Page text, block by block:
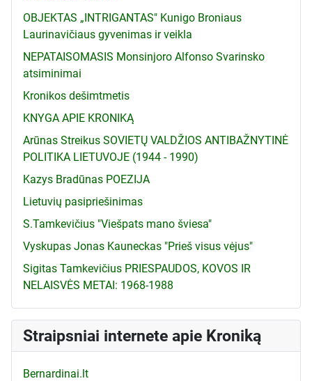
OBJEKTAS „INTRIGANTAS" Kunigo Broniaus
Laurinavičiaus gyvenimas ir veikla
NEPATAISOMASIS Monsinjoro Alfonso Svarinsko
atsiminimai
Kronikos dešimtmetis
KNYGA APIE KRONIKĄ
Arūnas Streikus SOVIETŲ VALDŽIOS ANTIBAŽNYTINĖ
POLITIKA LIETUVOJE (1944 - 1990)
Kazys Bradūnas POEZIJA
Lietuvių pasipriešinimas
S.Tamkevičius "Viešpats mano šviesa"
Vyskupas Jonas Kauneckas "Prieš visus vėjus"
Sigitas Tamkevičius PRIESPAUDOS, KOVOS IR
NELAISVĖS METAI: 1968-1988
Straipsniai internete apie Kroniką
Bernardinai.lt